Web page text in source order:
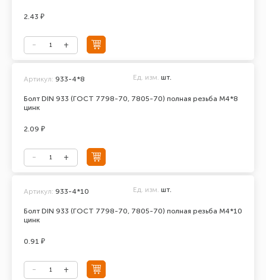
2.43 ₽
Болт DIN 933 (ГОСТ 7798-70, 7805-70) полная резьба М4*8
цинк
Артикул: 933-4*8 Ед. изм. шт.
2.09 ₽
Болт DIN 933 (ГОСТ 7798-70, 7805-70) полная резьба М4*10
цинк
Артикул: 933-4*10 Ед. изм. шт.
0.91 ₽